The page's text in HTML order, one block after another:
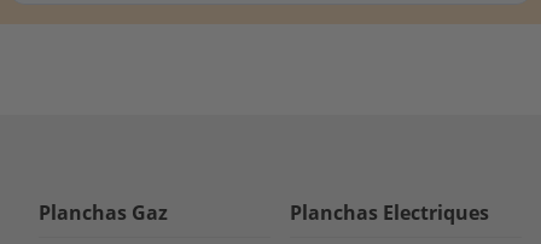
Planchas Gaz Planchas Electriques